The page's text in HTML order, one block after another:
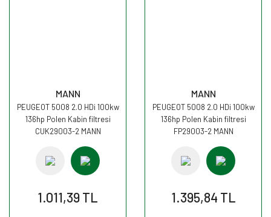
MANN
PEUGEOT 5008 2.0 HDi 100kw
136hp Polen Kabin filtresi
CUK29003-2 MANN
1.011,39 TL
MANN
PEUGEOT 5008 2.0 HDi 100kw
136hp Polen Kabin filtresi
FP29003-2 MANN
1.395,84 TL